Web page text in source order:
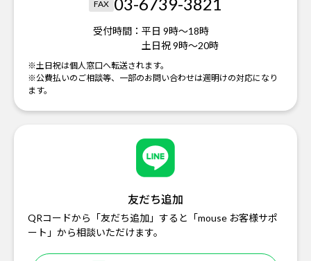
FAX 03-6739-3821
受付時間： 平日 9時～18時
土日祝 9時～20時
※土日祝は個人窓口へ転送されます。
※公費払いのご相談等、一部のお問い合わせは週明けの対応になり
ます。
友だち追加
QRコードから「友だち追加」すると「mouse お客様サポ
ート」から相談いただけます。